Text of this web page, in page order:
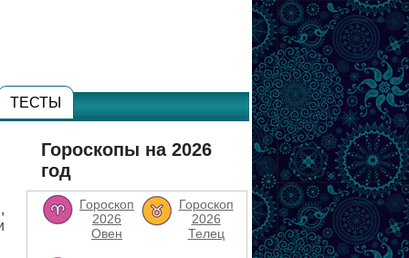
ТЕСТЫ
Гороскопы на 2026
год
Гороскоп
2026
Овен
Гороскоп
2026
Телец